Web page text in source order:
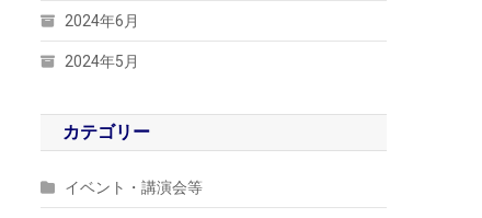
2024年6月
2024年5月
カテゴリー
イベント・講演会等